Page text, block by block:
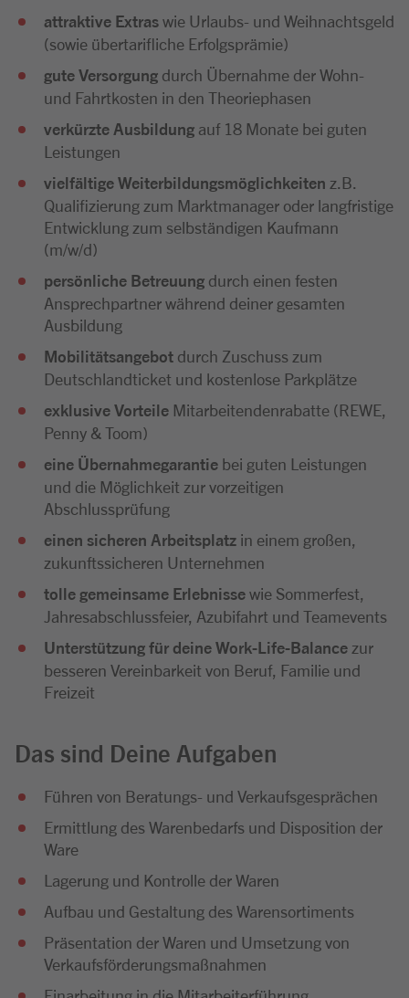
attraktive Extraswie Urlaubs- und Weihnachtsgeld
(sowie übertarifliche Erfolgsprämie)
gute Versorgung durch Übernahme der Wohn-
und Fahrtkosten in den Theoriephasen
verkürzte Ausbildung auf 18 Monate bei guten
Leistungen
vielfältige Weiterbildungsmöglichkeiten z.B.
Qualifizierung zum Marktmanager oder langfristige
Entwicklung zum selbständigen Kaufmann
(m/w/d)
persönliche Betreuung durch einen festen
Ansprechpartner während deiner gesamten
Ausbildung
Mobilitätsangebot durch Zuschuss zum
Deutschlandticket und kostenlose Parkplätze
exklusive Vorteile Mitarbeitendenrabatte (REWE,
Penny & Toom)
eine Übernahmegarantie bei guten Leistungen
und die Möglichkeit zur vorzeitigen
Abschlussprüfung
einen sicheren Arbeitsplatz in einem großen,
zukunftssicheren Unternehmen
tolle gemeinsame Erlebnissewie Sommerfest,
Jahresabschlussfeier, Azubifahrt und Teamevents
Unterstützung für deine Work-Life-Balance zur
besseren Vereinbarkeit von Beruf, Familie und
Freizeit
Das sind Deine Aufgaben
Führen von Beratungs- und Verkaufsgesprächen
Ermittlung des Warenbedarfs und Disposition der
Ware
Lagerung und Kontrolle der Waren
Aufbau und Gestaltung des Warensortiments
Präsentation der Waren und Umsetzung von
Verkaufsförderungsmaßnahmen